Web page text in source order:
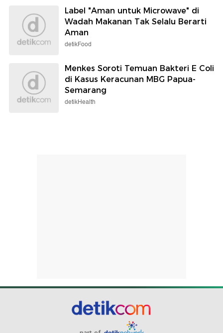
Label "Aman untuk Microwave" di
Wadah Makanan Tak Selalu Berarti
Aman
detikFood
Menkes Soroti Temuan Bakteri E Coli
di Kasus Keracunan MBG Papua-
Semarang
detikHealth